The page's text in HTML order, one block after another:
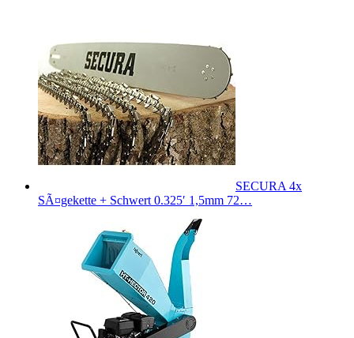
SECURA 4x
SÃ¤gekette + Schwert 0.325′ 1,5mm 72…